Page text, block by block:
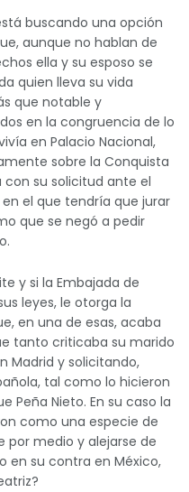
buscando una opción
aunque no hablan de
ella y su esposo se
quien lleva su vida
que notable y
en la congruencia de lo
en Palacio Nacional,
sobre la Conquista
con su solicitud ante el
el que tendría que jurar
que se negó a pedir
y si la Embajada de
leyes, le otorga la
en una de esas, acaba
tanto criticaba su marido
Madrid y solicitando,
tal como lo hicieron
Peña Nieto. En su caso la
como una especie de
por medio y alejarse de
en su contra en México,